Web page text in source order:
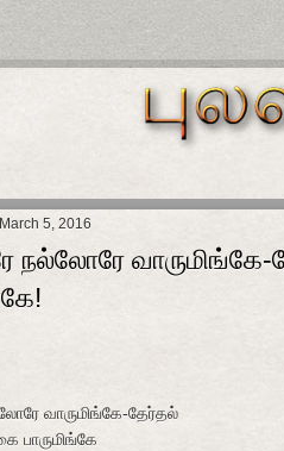
5, 2016
நல்லோரே
வாருமிங்கே-தேர்தல்
பாருமிங்கே